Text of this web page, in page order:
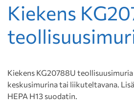
Kiekens
Kiekens KG20788U
keskusimurina tai liikuteltavana.
HEPA H13 suodatin.